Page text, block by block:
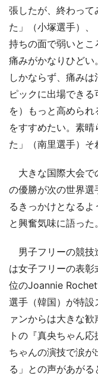
張したが、終わって
た」（小塚選手）
持ちの面で弱いと
痛みがかなりひど
しかならず、痛み
ピックに出場でき
を）もっと高めら
をすすめたい。素
た」（南里選手）そ
大きな国際大会で
の優勝が次の世界
るきっかけとなるよ
と興奮気味に語った。
男子フリーの競技
は女子フリーの表
位のJoannie
選手（韓国）が特設
ァンからは大きな
トの『真央ちゃん
ちゃんの演技で涙
る」との声があが